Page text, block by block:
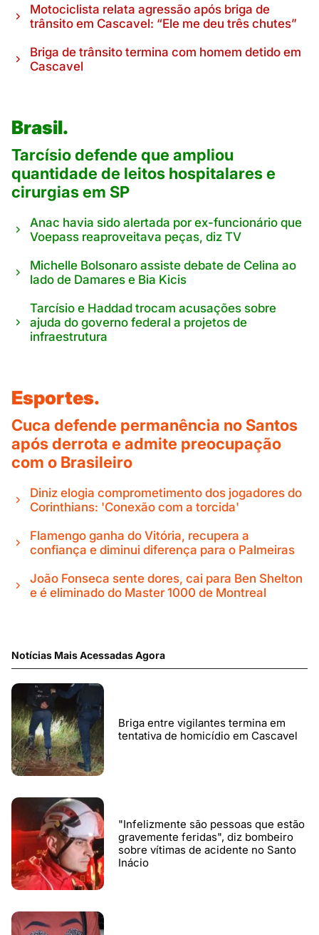
Motociclista relata agressão após briga de
trânsito em Cascavel: “Ele me deu três chutes”
Briga de trânsito termina com homem detido em
Cascavel
Brasil.
Tarcísio defende que ampliou
quantidade de leitos hospitalares e
cirurgias em SP
Anac havia sido alertada por ex-funcionário que
Voepass reaproveitava peças, diz TV
Michelle Bolsonaro assiste debate de Celina ao
lado de Damares e Bia Kicis
Tarcísio e Haddad trocam acusações sobre
ajuda do governo federal a projetos de
infraestrutura
Esportes.
Cuca defende permanência no Santos
após derrota e admite preocupação
com o Brasileiro
Diniz elogia comprometimento dos jogadores do
Corinthians: 'Conexão com a torcida'
Flamengo ganha do Vitória, recupera a
confiança e diminui diferença para o Palmeiras
João Fonseca sente dores, cai para Ben Shelton
e é eliminado do Master 1000 de Montreal
Notícias Mais Acessadas Agora
Briga entre vigilantes termina em
tentativa de homicídio em Cascavel
"Infelizmente são pessoas que estão
gravemente feridas", diz bombeiro
sobre vítimas de acidente no Santo
Inácio